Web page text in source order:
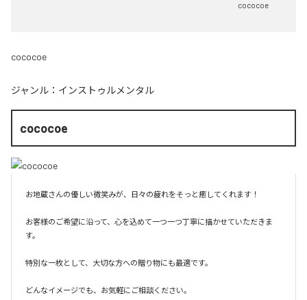
cococoe
cococoe
ジャンル： インストゥルメンタル
cococoe
お地蔵さんの優しい微笑みが、日々の疲れをそっと癒してくれます！
お客様のご希望に沿って、心を込めて一つ一つ丁寧に描かせていただきま
す。
特別な一枚として、大切な方への贈り物にも最適です。
どんなイメージでも、お気軽にご相談ください。